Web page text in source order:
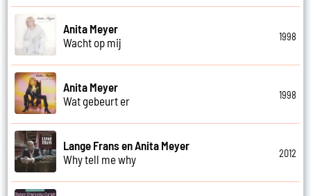
Anita Meyer
Wacht op mij
1998
Anita Meyer
Wat gebeurt er
1998
Lange Frans en Anita Meyer
Why tell me why
2012